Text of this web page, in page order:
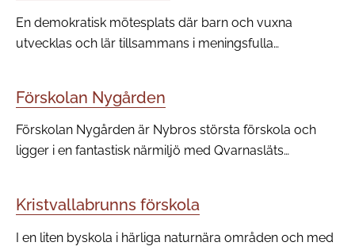
En demokratisk mötesplats där barn och vuxna
utvecklas och lär tillsammans i meningsfulla
Förskolan Nygården
Förskolan Nygården är Nybros största förskola och
ligger i en fantastisk närmiljö med Qvarnasläts
Kristvallabrunns förskola
I en liten byskola i härliga naturnära områden och med